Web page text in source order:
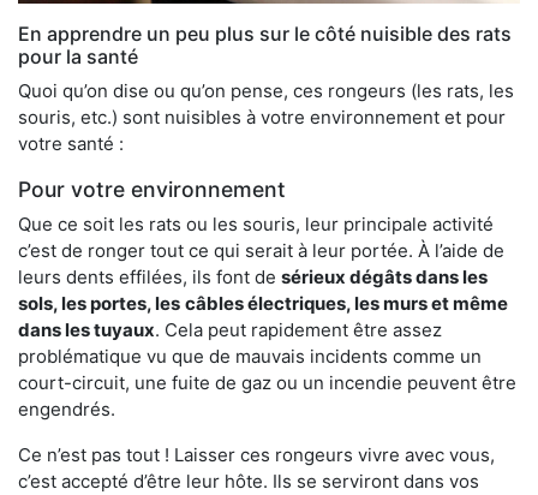
En apprendre un peu plus sur le côté nuisible des rats
pour la santé
Quoi qu’on dise ou qu’on pense, ces rongeurs (les rats, les
souris, etc.) sont nuisibles à votre environnement et pour
votre santé :
Pour votre environnement
Que ce soit les rats ou les souris, leur principale activité
c’est de ronger tout ce qui serait à leur portée. À l’aide de
leurs dents effilées, ils font de sérieux dégâts dans les
sols, les portes, les câbles électriques, les murs et même
dans les tuyaux. Cela peut rapidement être assez
problématique vu que de mauvais incidents comme un
court-circuit, une fuite de gaz ou un incendie peuvent être
engendrés.
Ce n’est pas tout ! Laisser ces rongeurs vivre avec vous,
c’est accepté d’être leur hôte. Ils se serviront dans vos